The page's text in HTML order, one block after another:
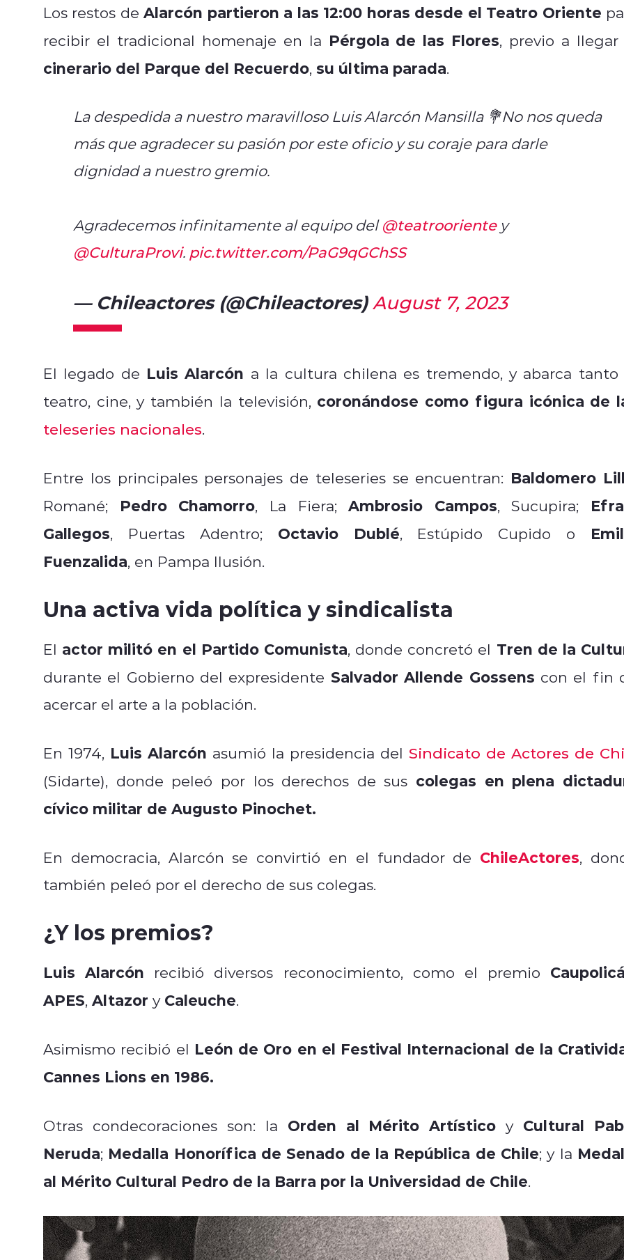
Los restos deAlarcón partieron a las 12:00 horas desde el Teatro Oriente
recibir el tradicional homenaje en la Pérgola de las Flores, previo a llegar
cinerario del Parque del Recuerdo, su última parada.
La despedida a nuestro maravilloso Luis Alarcón Mansilla 💐No nos queda
más que agradecer su pasión por este oficio y su coraje para darle
dignidad a nuestro gremio.
Agradecemos infinitamente al equipo del@teatroorientey
@CulturaProvi. pic.twitter.com/PaG9qGChSS
— Chileactores (@Chileactores) August 7, 2023
El legado de Luis Alarcón a la cultura chilena es tremendo, y abarca tanto
teatro, cine, y también la televisión, coronándose como figura icónica de
teleseries nacionales.
Entre los principales personajes de teleseries se encuentran: Baldomero
Romané; Pedro Chamorro, La Fiera;Ambrosio Campos, Sucupira;
Gallegos, Puertas Adentro; Octavio Dublé, Estúpido Cupido o
Fuenzalida, en Pampa Ilusión.
Una activa vida política y sindicalista
El actor militó en el Partido Comunista, donde concretó el Tren de la
durante el Gobierno del expresidente Salvador Allende Gossens con el fin
acercar el arte a la población.
En 1974, Luis Alarcón asumió la presidencia del Sindicato de Actores de
(Sidarte), donde peleó por los derechos de sus colegas en plena
cívico militar de Augusto Pinochet.
En democracia, Alarcón se convirtió en el fundador de ChileActores,
también peleó por el derecho de sus colegas.
¿Y los premios?
Luis Alarcón recibió diversos reconocimiento, como el premio
APES, Altazor y Caleuche.
Asimismo recibió el León de Oro en el Festival Internacional de la
Cannes Lions en 1986.
Otras condecoraciones son: la Orden al Mérito Artístico y Cultural
Neruda; Medalla Honorífica de Senado de la República de Chile; y la
al Mérito Cultural Pedro de la Barra por la Universidad de Chile.